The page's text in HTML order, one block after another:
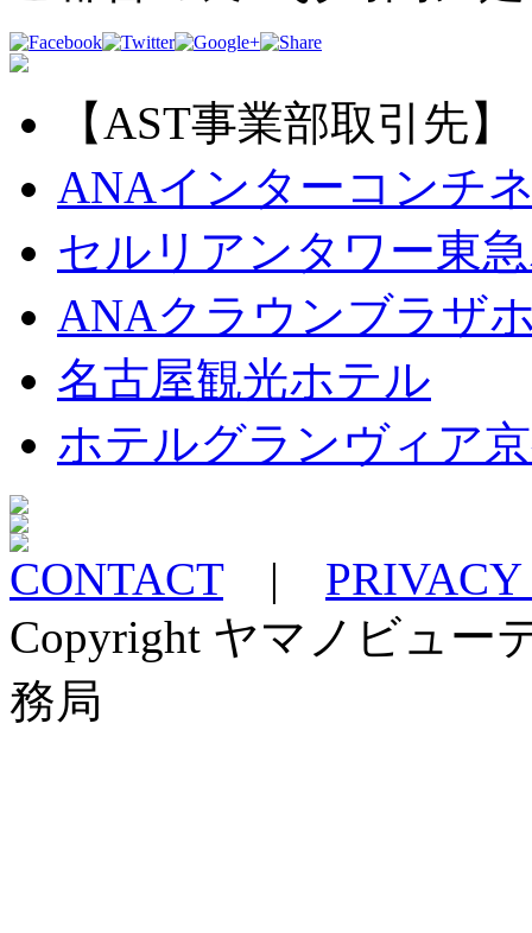
【AST事業部取引先】
ANAインターコンチ
セルリアンタワー東
ANAクラウンブラザ
名古屋観光ホテル
ホテルグランヴィア
CONTACT|
Copyright ヤマノビュー
務局